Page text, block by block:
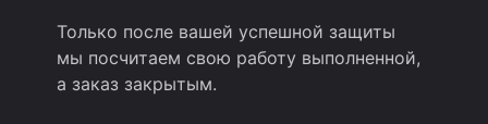
Только после вашей успешной защиты
мы посчитаем свою работу выполненной,
а заказ закрытым.